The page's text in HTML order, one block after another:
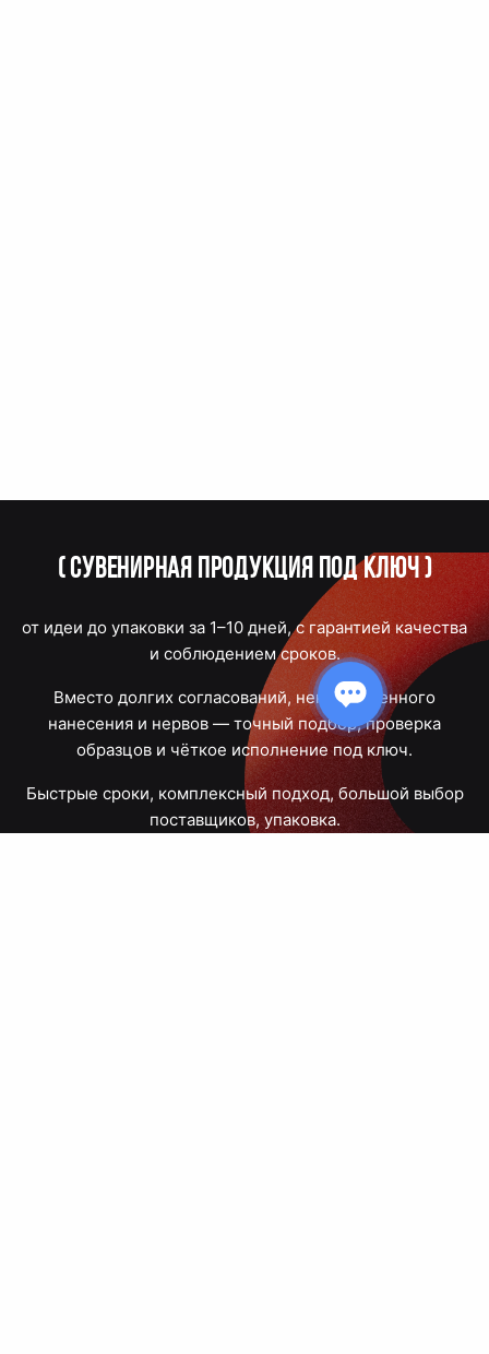
(Сувенирная продукция под ключ)
от идеи до упаковки за 1–10 дней, с гарантией качества
и соблюдением сроков.
Вместо долгих согласований, некачественного
нанесения и нервов — точный подбор, проверка
образцов и чёткое исполнение под ключ.
Быстрые сроки, комплексный подход, большой выбор
поставщиков, упаковка.